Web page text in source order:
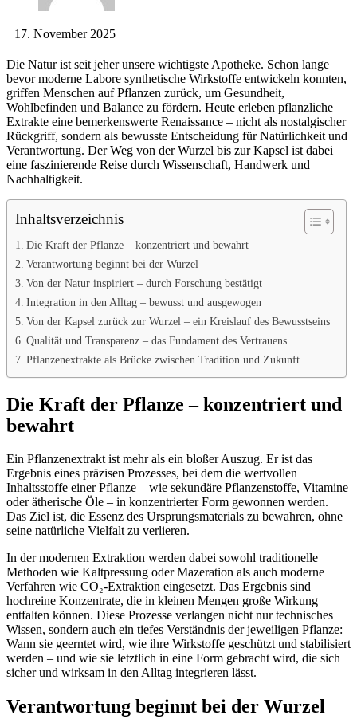
17. November 2025
Die Natur ist seit jeher unsere wichtigste Apotheke. Schon lange
bevor moderne Labore synthetische Wirkstoffe entwickeln konnten,
griffen Menschen auf Pflanzen zurück, um Gesundheit,
Wohlbefinden und Balance zu fördern. Heute erleben pflanzliche
Extrakte eine bemerkenswerte Renaissance – nicht als nostalgischer
Rückgriff, sondern als bewusste Entscheidung für Natürlichkeit und
Verantwortung. Der Weg von der Wurzel bis zur Kapsel ist dabei
eine faszinierende Reise durch Wissenschaft, Handwerk und
Nachhaltigkeit.
Inhaltsverzeichnis
Die Kraft der Pflanze – konzentriert und bewahrt
Verantwortung beginnt bei der Wurzel
Von der Natur inspiriert – durch Forschung bestätigt
Integration in den Alltag – bewusst und ausgewogen
Von der Kapsel zurück zur Wurzel – ein Kreislauf des Bewusstseins
Qualität und Transparenz – das Fundament des Vertrauens
Pflanzenextrakte als Brücke zwischen Tradition und Zukunft
Die Kraft der Pflanze – konzentriert und
bewahrt
Ein Pflanzenextrakt ist mehr als ein bloßer Auszug. Er ist das
Ergebnis eines präzisen Prozesses, bei dem die wertvollen
Inhaltsstoffe einer Pflanze – wie sekundäre Pflanzenstoffe, Vitamine
oder ätherische Öle – in konzentrierter Form gewonnen werden.
Das Ziel ist, die Essenz des Ursprungsmaterials zu bewahren, ohne
seine natürliche Vielfalt zu verlieren.
In der modernen Extraktion werden dabei sowohl traditionelle
Methoden wie Kaltpressung oder Mazeration als auch moderne
Verfahren wie CO₂-Extraktion eingesetzt. Das Ergebnis sind
hochreine Konzentrate, die in kleinen Mengen große Wirkung
entfalten können. Diese Prozesse verlangen nicht nur technisches
Wissen, sondern auch ein tiefes Verständnis der jeweiligen Pflanze:
Wann sie geerntet wird, wie ihre Wirkstoffe geschützt und stabilisiert
werden – und wie sie letztlich in eine Form gebracht wird, die sich
sicher und wirksam in den Alltag integrieren lässt.
Verantwortung beginnt bei der Wurzel